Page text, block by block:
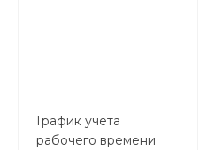
График учета
рабочего времени